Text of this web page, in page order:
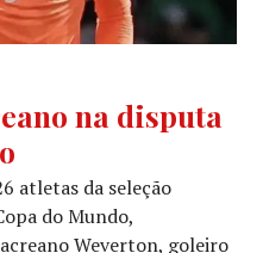
na disputa
atletas da seleção
do Mundo,
Weverton, goleiro